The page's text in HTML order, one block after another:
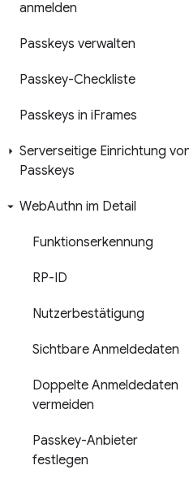
anmelden
Passkeys verwalten
Passkey-Checkliste
Passkeys in iFrames
Serverseitige Einrichtung
Passkeys
WebAuthn im Detail
Funktionserkennung
RP-ID
Nutzerbestätigung
Sichtbare Anmeldedaten
Doppelte Anmeldedaten
vermeiden
Passkey-Anbieter
festlegen